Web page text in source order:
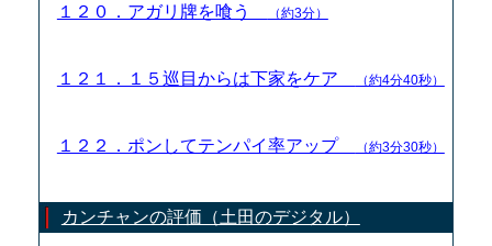
１２０．アガリ牌を喰う （約3分）
１２１．１５巡目からは下家をケア （約4分40秒）
１２２．ポンしてテンパイ率アップ （約3分30秒）
カンチャンの評価（土田のデジタル）